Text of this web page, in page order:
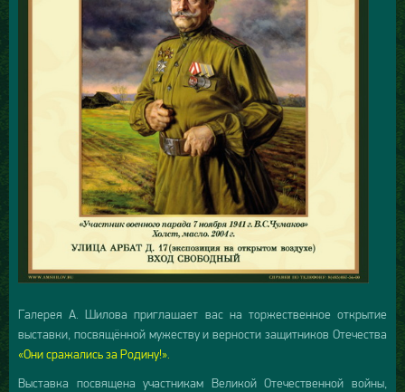
Галерея А. Шилова приглашает вас на торжественное открытие
выставки, посвящённой мужеству и верности защитников Отечества
«Они сражались за Родину!».
Выставка посвящена участникам Великой Отечественной войны,